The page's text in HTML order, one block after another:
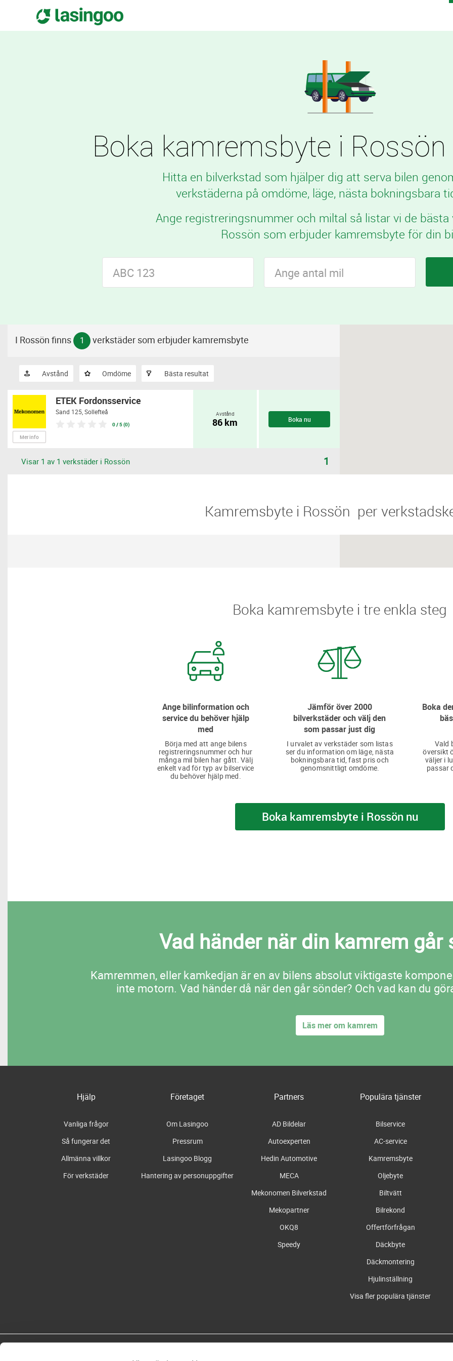
Boka kamremsbyte i
Hitta en bilverkstad som hjälper dig att serva bilen
verkstäderna på omdöme, läge, nästa bokningsbara
Ange registreringsnummer och miltal så listar vi de bästa
Rossön som erbjuder kamremsbyte för din
I Rossön finns 1 verkstäder som erbjuder kamremsbyte
Avstånd Omdöme Bästa resultat
Mer info
ETEK Fordonsservice
Sand 125, Sollefteå
0 / 5 (0)
Avstånd
86 km Boka nu
Visar 1 av 1 verkstäder i Rossön 1
​​Kamremsbyte i Rossön ​​ per
Boka kamremsbyte i tre enkla steg
Ange bilinformation och
service du behöver hjälp
med
Börja med att ange bilens
registreringsnummer och hur
många mil bilen har gått. Välj
enkelt vad för typ av bilservice
du behöver hjälp med.
Jämför över 2000
bilverkstäder och välj den
som passar just dig
I urvalet av verkstäder som listas
ser du information om läge, nästa
bokningsbara tid, fast pris och
genomsnittligt omdöme.
Boka
Vald
översikt
väljer i
passar
Boka kamremsbyte i Rossön nu
Vad händer när din kamrem går
Kamremmen, eller kamkedjan är en av bilens absolut viktigaste
inte motorn. Vad händer då när den går sönder? Och vad kan du
Läs mer om kamrem
Hjälp
Vanliga frågor
Så fungerar det
Allmänna villkor
För verkstäder
Företaget
Om Lasingoo
Pressrum
Lasingoo Blogg
Hantering av personuppgifter
Partners
AD Bildelar
Autoexperten
Hedin Automotive
MECA
Mekonomen Bilverkstad
Mekopartner
OKQ8
Speedy
Populära tjänster
Bilservice
AC-service
Kamremsbyte
Oljebyte
Biltvätt
Bilrekond
Offertförfrågan
Däckbyte
Däckmontering
Hjulinställning
Visa fler populära tjänster